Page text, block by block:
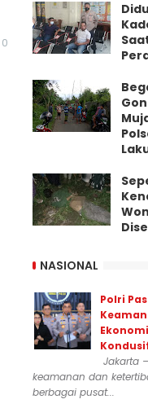
0
NASIONAL
Polri
Jakarta
keamanan dan
berbagai pusat...